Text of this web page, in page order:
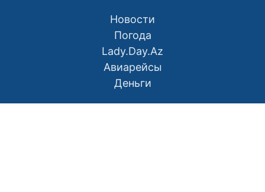
Новости
Погода
Lady.Day.Az
Авиарейсы
Деньги